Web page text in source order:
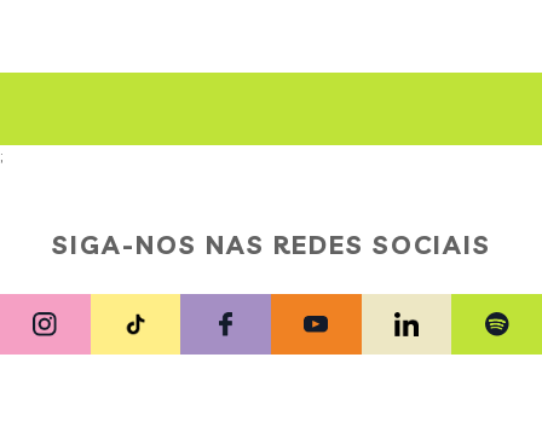
;
SIGA-NOS NAS REDES SOCIAIS